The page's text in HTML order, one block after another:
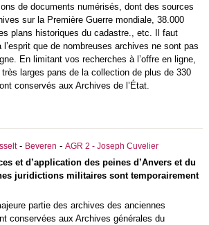
de documents numérisés, dont des sources
sur la Première Guerre mondiale, 38.000
plans historiques du cadastre., etc. Il faut
l’esprit que de nombreuses archives ne sont pas
En limitant vos recherches à l’offre en ligne,
larges pans de la collection de plus de 330
conservés aux Archives de l’État.
- Beveren - AGR 2 - Joseph Cuvelier
et d’application des peines d’Anvers et du
juridictions militaires sont temporairement
partie des archives des anciennes
conservées aux Archives générales du